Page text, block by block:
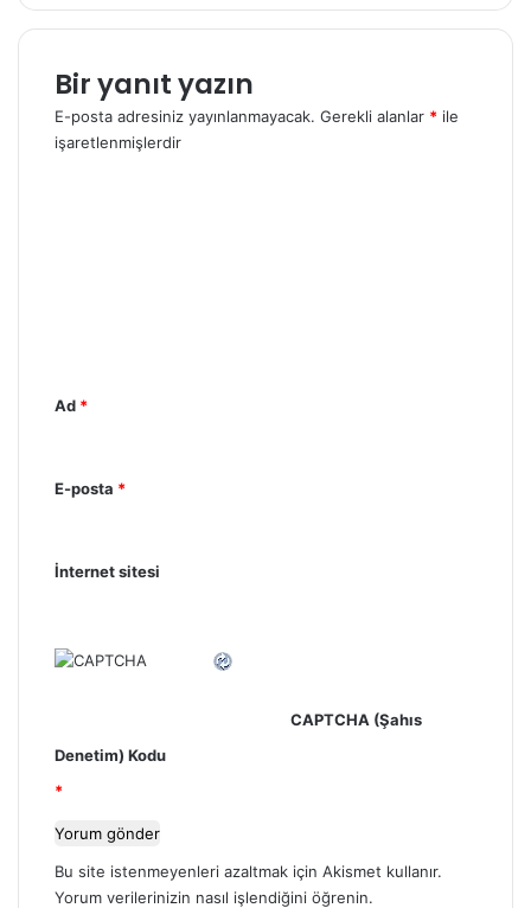
r
z
Bir yanıt yazın
E-posta adresiniz yayınlanmayacak. Gerekli alanlar * ile
işaretlenmişlerdir
Ad *
E-posta *
İnternet sitesi
CAPTCHA (Şahıs
Denetim) Kodu
*
Bu site istenmeyenleri azaltmak için Akismet kullanır.
Yorum verilerinizin nasıl işlendiğini öğrenin.